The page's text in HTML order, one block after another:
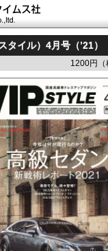
イル）4月号（’21）
1200円